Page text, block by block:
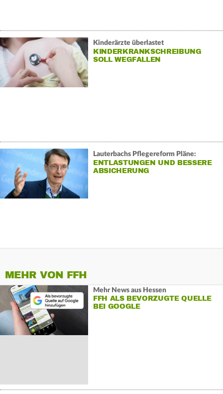
Kinderärzte überlastet
KINDERKRANKSCHREIBUNG
SOLL WEGFALLEN
Lauterbachs Pflegereform Pläne:
ENTLASTUNGEN UND BESSERE
ABSICHERUNG
MEHR VON FFH
Mehr News aus Hessen
FFH ALS BEVORZUGTE QUELLE
BEI GOOGLE